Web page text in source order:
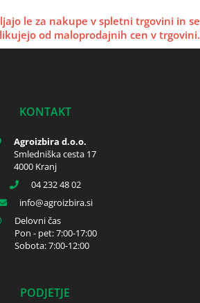
le za nakupe v spletni trgovini in se
od maloprodajnih cen v trgovini.
KONTAKT
Agroizbira d.o.o.
Smledniška cesta 17
4000 Kranj
04 232 48 02
info
agroizbira.si
Delovni čas
Pon - pet: 7:00-17:00
Sobota: 7:00-12:00
PODJETJE